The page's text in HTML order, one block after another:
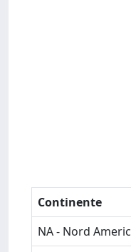
Continente
NA - Nord